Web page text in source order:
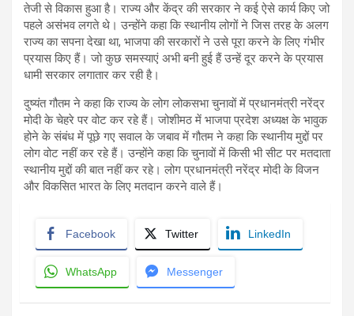
तेजी से विकास हुआ है। राज्य और केंद्र की सरकार ने कई ऐसे कार्य किए जो
पहले असंभव लगते थे। उन्होंने कहा कि स्थानीय लोगों ने जिस तरह के अलग
राज्य का सपना देखा था, भाजपा की सरकारों ने उसे पूरा करने के लिए गंभीर
प्रयास किए हैं। जो कुछ समस्याएं अभी बनी हुई हैं उन्हें दूर करने के प्रयास
धामी सरकार लगातार कर रही है।
दुष्यंत गौतम ने कहा कि राज्य के लोग लोकसभा चुनावों में प्रधानमंत्री नरेंद्र
मोदी के चेहरे पर वोट कर रहे हैं। जोशीमठ में भाजपा प्रदेश अध्यक्ष के भावुक
होने के संबंध में पूछे गए सवाल के जबाव में गौतम ने कहा कि स्थानीय मुद्दों पर
लोग वोट नहीं कर रहे हैं। उन्होंने कहा कि चुनावों में किसी भी सीट पर मतदाता
स्थानीय मुद्दों की बात नहीं कर रहे। लोग प्रधानमंत्री नरेंद्र मोदी के विजन
और विकसित भारत के लिए मतदान करने वाले हैं।
Facebook Twitter LinkedIn
WhatsApp Messenger